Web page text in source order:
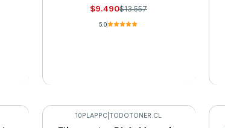
$9.490$13.557
5.0
VER DETALLES
10PLAPPC| TODOTONER.CL